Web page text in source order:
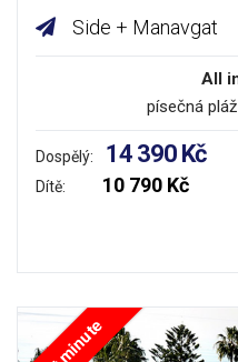
Side + Manavgat
All
písečná
Dospělý: 14 390 Kč
Dítě: 10 790 Kč